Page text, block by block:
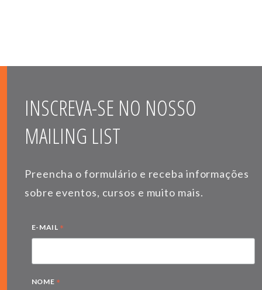
INSCREVA-SE NO NOSSO
MAILING LIST
Preencha o formulário e receba informações
sobre eventos, cursos e muito mais.
E-MAIL *
NOME *